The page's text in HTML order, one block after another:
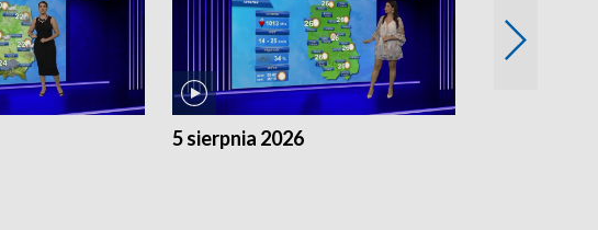
5 sierpnia 2026